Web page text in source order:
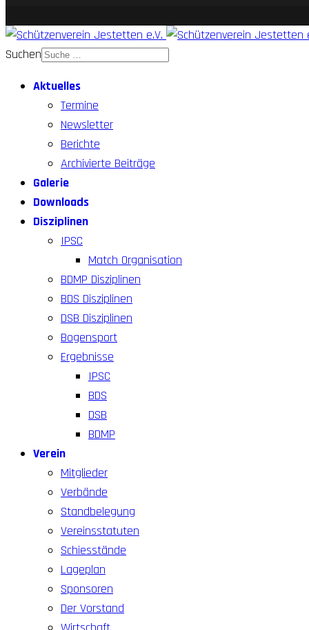
Suchen
Aktuelles
Termine
Newsletter
Berichte
Archivierte Beiträge
Galerie
Downloads
Disziplinen
IPSC
Match Organisation
BDMP Disziplinen
BDS Disziplinen
DSB Disziplinen
Bogensport
Ergebnisse
IPSC
BDS
DSB
BDMP
Verein
Mitglieder
Verbände
Standbelegung
Vereinsstatuten
Schiesstände
Lageplan
Sponsoren
Der Vorstand